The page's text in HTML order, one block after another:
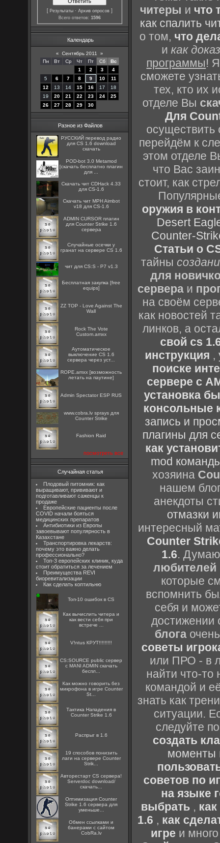
[Результаты ·Архив опросов ]
Всего ответов:1596
Календарь
« Сентябрь 2011
»
Пн
Вт Ср Чт Пт Сб
Вс
1
2 3
4
5
6 7 8 9 10
11
12
13 14 15 16 17
18
19
20 21 22 23 24
25
26
27 28 29 30
Разное из Файлов
РУССКИЙ перевод радио
для CS 1.6 download
скачать
POD-bot 3.0 Metamod
[скачать бесплатно плагин
для ...
Скачать чит CDHack 4.33
для CS-1.6
Скачать чит MPH Aimbot
v18 для CS-1.6
ADMIN CURSOR плагин
для Counter Strike 1.6
сервера
Случайные осечки у
гранат на сервере CS 1.6
чит для CS:S - P7 v1.3
Бесплатная закупка [free
equips]
ZZ TOP - Love Against The
Wall
Rock The Vote
Custom.amxx
Аутоматическое
выключение CS 1.6
сервера через уст...
ROPE.amxx [возможность
летать на паутине]
Admin Spectator ESP RUS
www.cobra.lv sprays для
Counter Strike
Fashion Raid
посмотреть все
Случайная статья
Плодовый питомник: как
выращивают, прививают и
подготавливают саженцы к
продаже
Европейские пациенты после
COVID начали бояться
медицинских препаратов
Антибиотики из Европы
завоевывают популярность в
Казахстане
Транспортировка лекарств:
почему это важно делать
профессионально?
Топ-3 европейских клиник, куда
стоит обратиться за лечением
Преимущества REVI
биоревитализации
Как сделать коптильню
Топ-10 ошибок в CS
Как вычислить читера и
как вести себя при
встрече ...
V!ntus КРУТ!!!!!!!!!
CS:SOURCE public сервер
с MANI ADMIN скачать
беспл...
Как можно говорить без
микрофона в игре Counter
St...
Тактика Нападения в
Counter Strike 1.6
Распрыг в 1.6
19 способов понизить
лаги на сервере Counter
Strik...
Авторестарт CS сервера!
Serverdoc download/
скачать...
Оптимизация Counter
Strike 1.6 сервера для
уменьше...
Oбмен ссылками и
банерами с сайтом
CobRa.lv
читеры и что
как спалить
о том, что
икак
программы!
сможете
тех, кто их
отделе Вы
Для
осуществить
перейдём к
этом отделе
что Вас
стоит, как
оружия в
Desert
Counter-
Статьи о
тайны
для
сервера и
на своём
как новостей
линков, а
свой cs
инструкция ,
поиске
сервере с
установка
консольные
запись и
плагины для
как
mod
хозяина
нашем
анекдоты
отмазки
интересный
Counter
1.6. Думаю
любителей
которые
вспомнить
себя и
достижении
блога
советы
или ПРО - в
найти что-то
командой и
знать как
ситуации.
следуйте
создать
моменты
советов по
на языке
выбрать ,
1.6 , как
игре и